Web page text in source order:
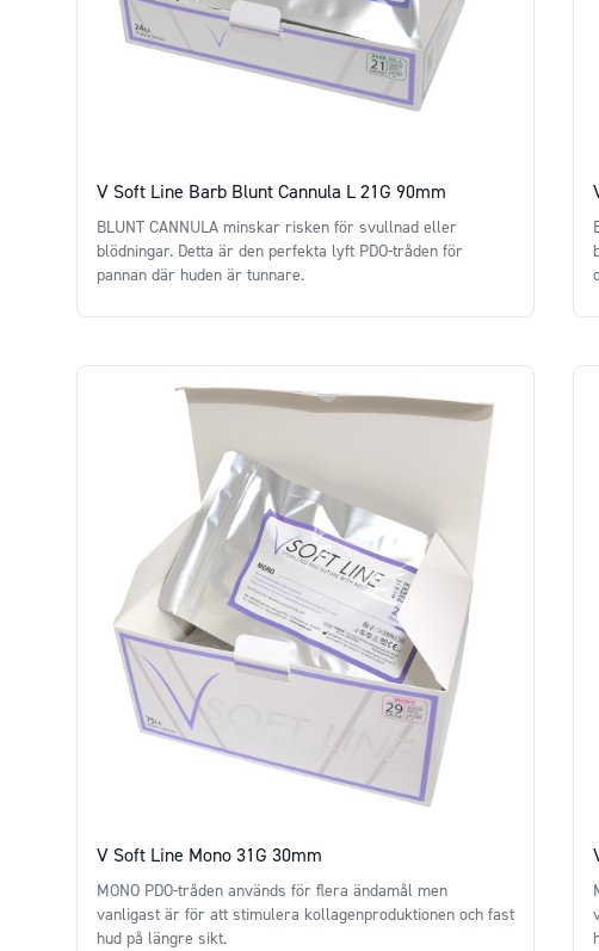
V Soft Line Barb Blunt Cannula L 21G 90mm
BLUNT CANNULA minskar risken för svullnad eller
blödningar. Detta är den perfekta lyft PDO-tråden för
pannan där huden är tunnare.
V Soft Line Mono 31G 30mm
MONO PDO-tråden används för flera ändamål men
vanligast är för att stimulera kollagenproduktionen och fast
hud på längre sikt.